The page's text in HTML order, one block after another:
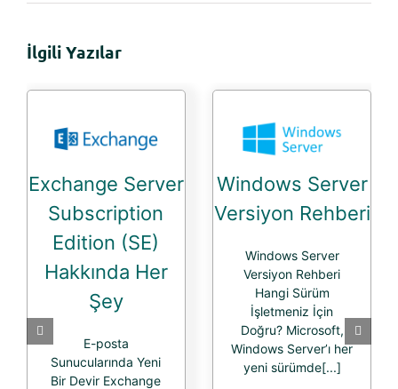
İlgili Yazılar
Exchange Server
Subscription
Edition (SE)
Hakkında Her
Şey
E-posta
Sunucularında Yeni
Bir Devir Exchange
Windows Server
Versiyon Rehberi
Windows Server
Versiyon Rehberi
Hangi Sürüm
İşletmeniz İçin
Doğru? Microsoft,
Windows Server’ı her
yeni sürümde[...]